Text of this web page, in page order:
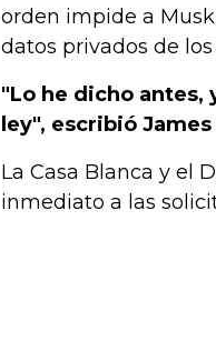
orden impide a
datos privados de
"Lo he dicho antes,
ley", escribió
La Casa Blanca y el
inmediato a las